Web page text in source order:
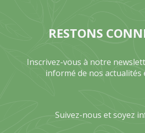
RESTONS
Inscrivez-vous à notre
informé de nos actualités
Suivez-nous et soyez